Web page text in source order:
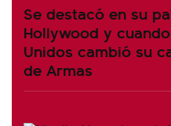
Se destacó en su
Hollywood y
Unidos cambió su
de Armas